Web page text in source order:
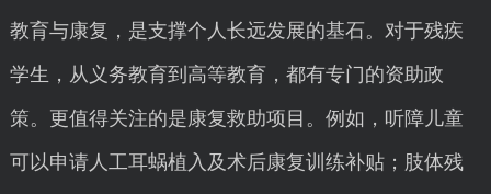
教育与康复，是支撑个人长远发展的基石。对于残疾
学生，从义务教育到高等教育，都有专门的资助政
策。更值得关注的是康复救助项目。例如，听障儿童
可以申请人工耳蜗植入及术后康复训练补贴；肢体残